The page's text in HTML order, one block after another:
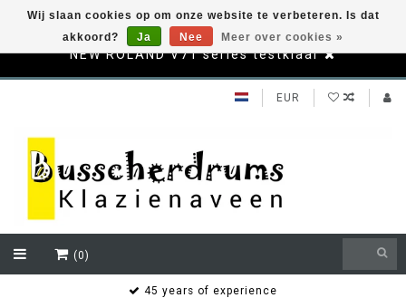
NEW ROLAND V71 series testklaar
EUR
(0)
45 years of experience
Wij slaan cookies op om onze website te verbeteren. Is dat
akkoord?
Ja Nee Meer over cookies »